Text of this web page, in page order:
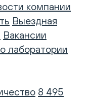
компании
Выездная
Вакансии
лаборатории
8 495